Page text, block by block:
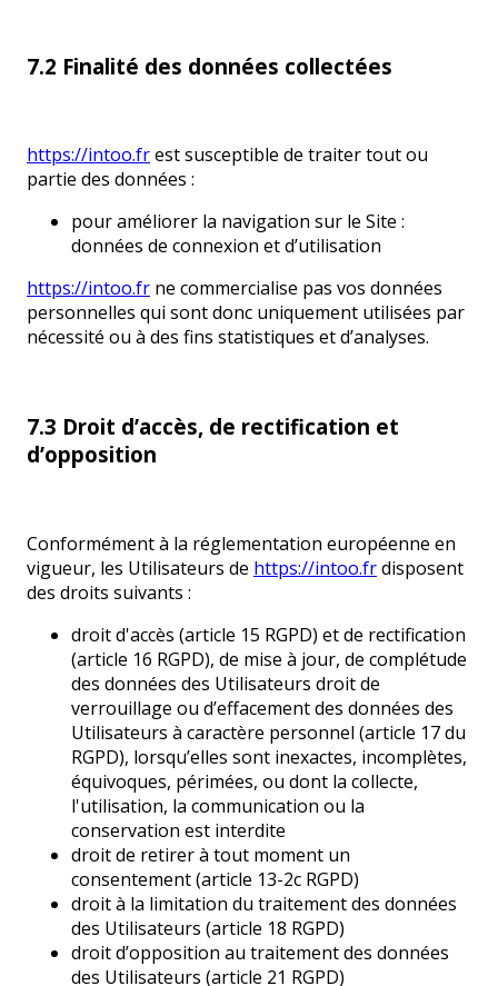
7.2 Finalité des données collectées
https://intoo.frest susceptible de traiter tout ou
partie des données :
pour améliorer la navigation sur le Site :
données de connexion et d’utilisation
https://intoo.fr ne commercialise pas vos données
personnelles qui sont donc uniquement utilisées par
nécessité ou à des fins statistiques et d’analyses.
7.3 Droit d’accès, de rectification et
d’opposition
Conformément à la réglementation européenne en
vigueur, les Utilisateurs de https://intoo.frdisposent
des droits suivants :
droit d'accès (article 15 RGPD) et de rectification
(article 16 RGPD), de mise à jour, de complétude
des données des Utilisateurs droit de
verrouillage ou d’effacement des données des
Utilisateurs à caractère personnel (article 17 du
RGPD), lorsqu’elles sont inexactes, incomplètes,
équivoques, périmées, ou dont la collecte,
l'utilisation, la communication ou la
conservation est interdite
droit de retirer à tout moment un
consentement (article 13-2c RGPD)
droit à la limitation du traitement des données
des Utilisateurs (article 18 RGPD)
droit d’opposition au traitement des données
des Utilisateurs (article 21 RGPD)